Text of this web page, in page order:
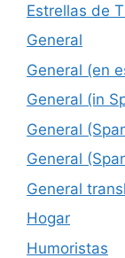
Estrellas de
General
General (en
General (in
General
General
General
Hogar
Humoristas